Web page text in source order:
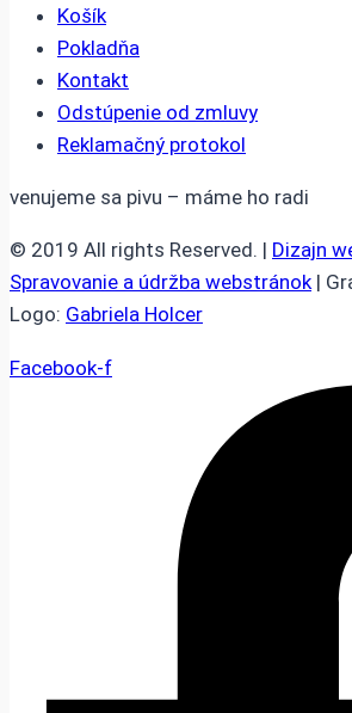
Košík
Pokladňa
Kontakt
Odstúpenie od zmluvy
Reklamačný protokol
venujeme sa pivu – máme ho radi
© 2019 All rights Reserved. | Dizajn
Spravovanie a údržba webstránok |
Logo: Gabriela Holcer
Facebook-f